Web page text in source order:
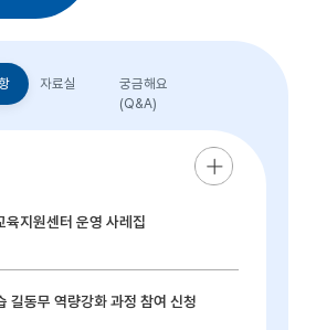
자료실
궁금해요
(Q&A)
지원센터 운영 사레집
길동무 역량강화 과정 참여 신청